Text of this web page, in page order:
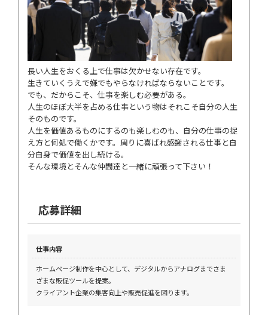
長い人生をおくる上で仕事は欠かせない存在です。
生きていくうえで嫌でもやらなければならないことです。
でも、だからこそ、仕事を楽しむ必要がある。
人生のほぼ大半を占める仕事という物はそれこそ自分の人生
そのものです。
人生を価値あるものにするのも楽しむのも、自分の仕事の捉
え方と何処で働くかです。周りに喜ばれ感謝される仕事と自
分自身で価値を出し続ける。
そんな環境とそんな仲間達と一緒に頑張って下さい！
応募詳細
仕事内容
ホームページ制作を中心として、デジタルからアナログまでさま
ざまな販促ツールを提案。
クライアント企業の集客向上や販売促進を図ります。